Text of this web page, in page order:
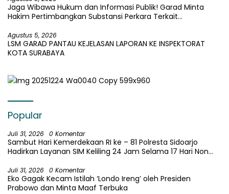
Jaga Wibawa Hukum dan Informasi Publik! Garad Minta
Hakim Pertimbangkan Substansi Perkara Terkait
Agustus 5, 2026
LSM GARAD PANTAU KEJELASAN LAPORAN KE INSPEKTORAT
KOTA SURABAYA
Popular
Juli 31, 2026 0 Komentar
Sambut Hari Kemerdekaan RI ke – 81 Polresta Sidoarjo
Hadirkan Layanan SIM Keliling 24 Jam Selama 17 Hari Non
Juli 31, 2026 0 Komentar
Eko Gagak Kecam Istilah ‘Londo Ireng’ oleh Presiden
Prabowo dan Minta Maaf Terbuka